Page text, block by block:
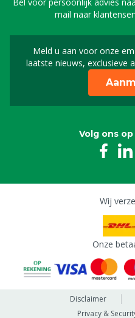
mail naar
Meld u aan voor onze
laatste nieuws, exclusieve
Volg ons
Wij
Onze
Disclaimer
Privacy &